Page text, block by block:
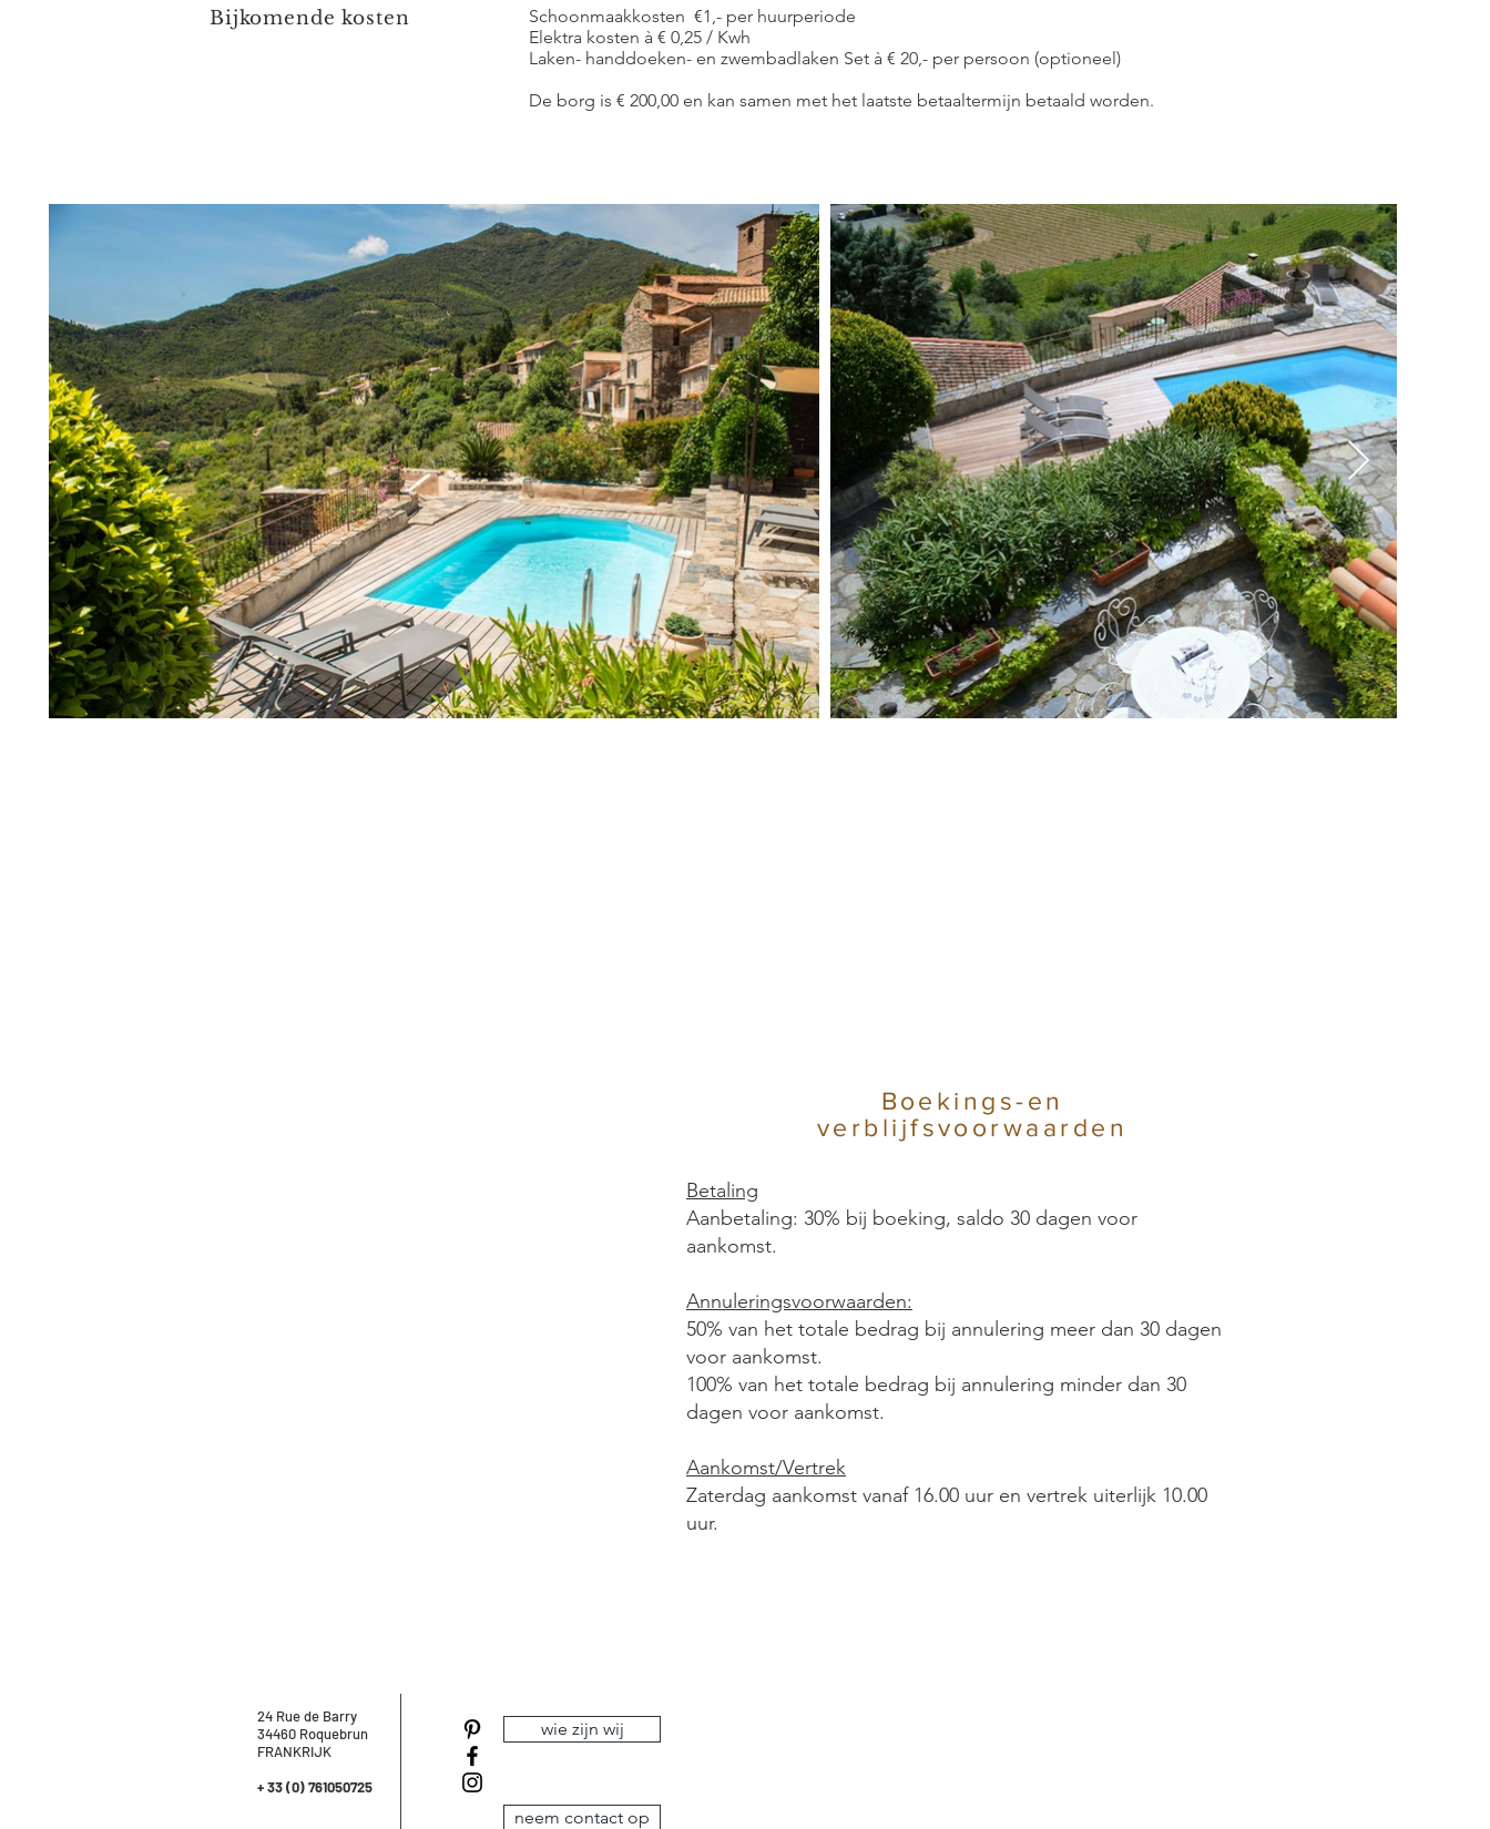
Bijkomende kosten
Schoonmaakkosten €1,- per huurperiode
Elektra kosten à € 0,25 / Kwh
Laken- handdoeken- en zwembadlaken Set à € 20,- per persoon (optioneel)
De borg is € 200,00 en kan samen met het laatste betaaltermijn betaald worden.
Reserveren
Boekings-en
verblijfsvoorwaarden
Betaling
Aanbetaling: 30% bij boeking, saldo 30 dagen voor
aankomst.
Annuleringsvoorwaarden:
50% van het totale bedrag bij annulering meer dan 30 dagen
voor aankomst.
100% van het totale bedrag bij annulering minder dan 30
dagen voor aankomst.
Aankomst/Vertrek
Zaterdag aankomst vanaf 16.00 uur en vertrek uiterlijk 10.00
uur.
24 Rue de Barry
34460 Roquebrun
FRANKRIJK
+ 33 (0) 761050725
wie zijn wij
neem contact op